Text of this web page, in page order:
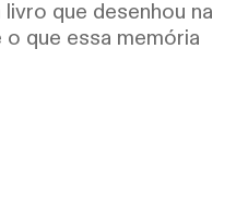
que desenhou na
que essa memória